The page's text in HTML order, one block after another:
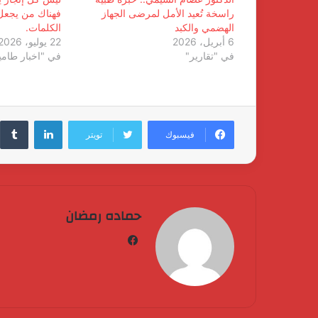
راسخة تُعيد الأمل لمرضى الجهاز
الهضمي والكبد
6 أبريل، 2026
في "تقارير"
فهناك من
الكلمات.
22 يوليو، 2026
في "اخبار
فيسبوك تويتر
لينكدإن
حماده رمضان